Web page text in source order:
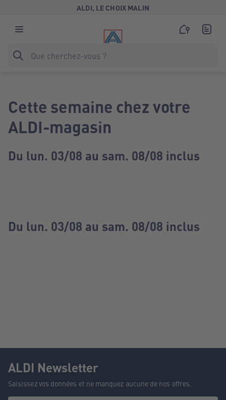
ALDI, LE CHOIX MALIN
Cette semaine chez votre
ALDI-magasin
Du lun. 03/08 au sam. 08/08 inclus
Du lun. 03/08 au sam. 08/08 inclus
ALDI Newsletter
Saisissez vos données et ne manquez aucune de nos offres.